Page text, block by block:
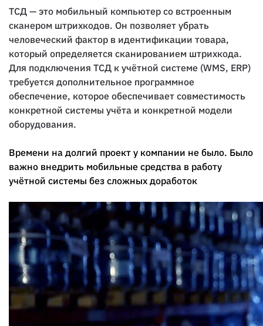
ТСД — это мобильный компьютер со встроенным
сканером штрихкодов. Он позволяет убрать
человеческий фактор в идентификации товара,
который определяется сканированием штрихкода.
Для подключения ТСД к учётной системе (WMS, ERP)
требуется дополнительное программное
обеспечение, которое обеспечивает совместимость
конкретной системы учёта и конкретной модели
оборудования.
Времени на долгий проект у компании не было. Было
важно внедрить мобильные средства в работу
учётной системы без сложных доработок